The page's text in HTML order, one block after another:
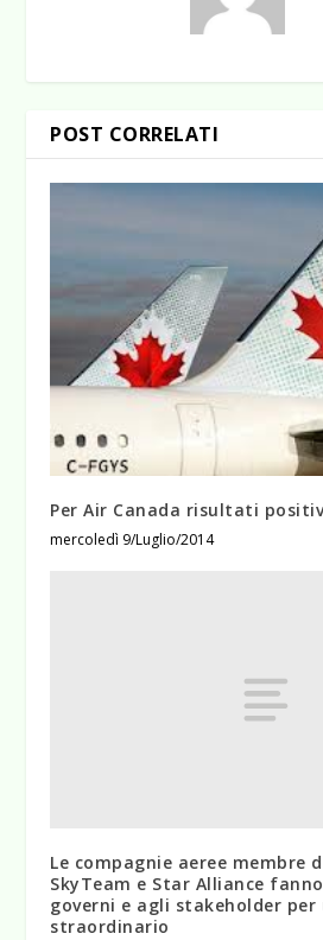
POST CORRELATI
Per Air Canada risultati
mercoledì 9/Luglio/2014
Le compagnie aeree membre
SkyTeam e Star Alliance
governi e agli stakeholder per
straordinario